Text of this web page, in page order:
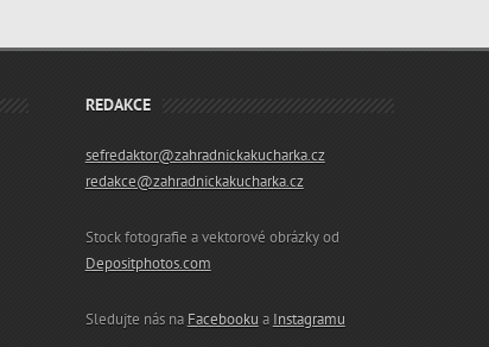
REDAKCE
sefredaktor@zahradnickakucharka.cz
redakce@zahradnickakucharka.cz
Stock fotografie a vektorové obrázky od
Depositphotos.com
Sledujte nás na Facebooku a Instagramu